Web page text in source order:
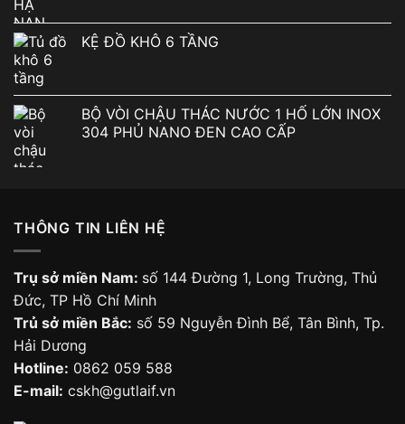
hạng5.00
5 sao
KỆ ĐỒ KHÔ 6 TẦNG
BỘ VÒI CHẬU THÁC NƯỚC 1 HỐ LỚN INOX
304 PHỦ NANO ĐEN CAO CẤP
THÔNG TIN LIÊN HỆ
Trụ sở miền Nam: số 144 Đường 1, Long Trường, Thủ
Đức, TP Hồ Chí Minh
Trủ sở miền Bắc: số 59 Nguyễn Đình Bể, Tân Bình, Tp.
Hải Dương
Hotline: 0862 059 588
E-mail: cskh@gutlaif.vn